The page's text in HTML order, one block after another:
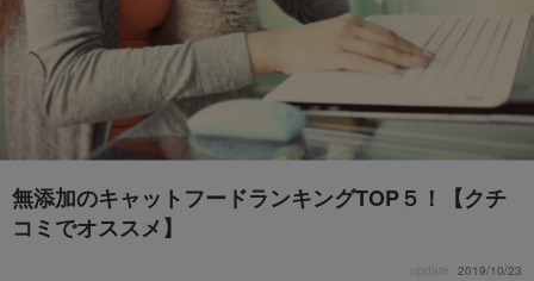
無添加のキャットフードランキングTOP５！【クチ
コミでオススメ】
update
2019/10/23